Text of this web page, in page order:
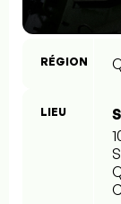
RÉGION
LIEU